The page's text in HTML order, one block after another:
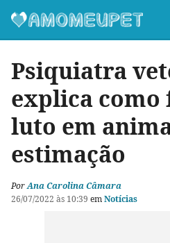
Psiquiatra
explica como
luto em
estimação
PorAna Carolina Câmara
26/07/2022 às 10:39 emNotícias